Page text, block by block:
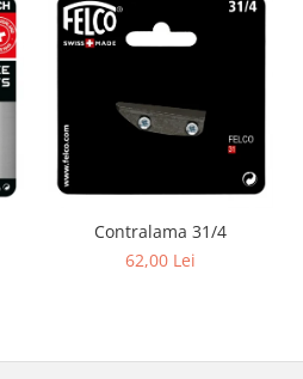
Contralama 31/4
62,00 Lei